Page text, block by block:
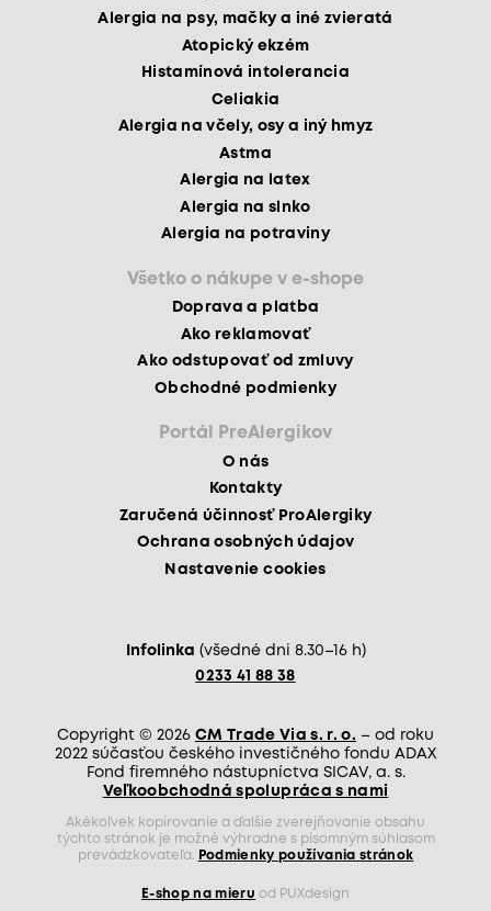
Alergia na psy, mačky a iné zvieratá
Atopický ekzém
Histamínová intolerancia
Celiakia
Alergia na včely, osy a iný hmyz
Astma
Alergia na latex
Alergia na slnko
Alergia na potraviny
Všetko o nákupe v e-shope
Doprava a platba
Ako reklamovať
Ako odstupovať od zmluvy
Obchodné podmienky
Portál PreAlergikov
O nás
Kontakty
Zaručená účinnosť ProAlergiky
Ochrana osobných údajov
Nastavenie cookies
Infolinka (všedné dni 8.30–16 h)
0233 41 88 38
Copyright © 2026 CM Trade Via s. r. o. – od roku
2022 súčasťou českého investičného fondu ADAX
Fond firemného nástupníctva SICAV, a. s.
Veľkoobchodná spolupráca s nami
Akékoľvek kopírovanie a ďalšie zverejňovanie obsahu
týchto stránok je možné výhradne s písomným súhlasom
prevádzkovateľa.
Podmienky používania stránok
E-shop na mieru od PUXdesign